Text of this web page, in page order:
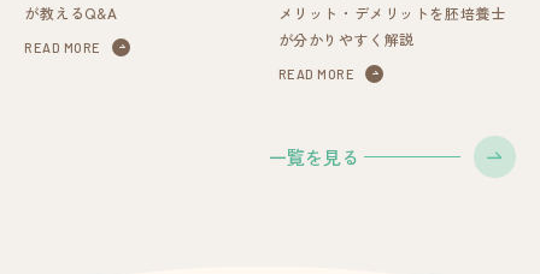
が教えるQ&A
READ MORE
メリット・デメリットを胚培養士
が分かりやすく解説
READ MORE
一覧を見る